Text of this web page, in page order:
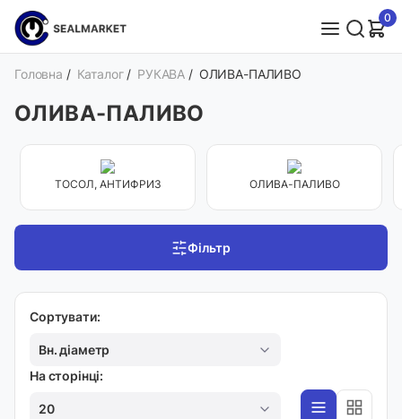
0
Головна / Каталог / РУКАВА / ОЛИВА-ПАЛИВО
ОЛИВА-ПАЛИВО
ТОСОЛ, АНТИФРИЗ ОЛИВА-ПАЛИВО
Фільтр
Сортувати:
Вн. діаметр
На сторінці:
20